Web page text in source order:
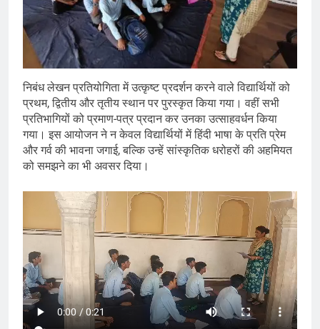
निबंध लेखन प्रतियोगिता में उत्कृष्ट प्रदर्शन करने वाले विद्यार्थियों को
प्रथम, द्वितीय और तृतीय स्थान पर पुरस्कृत किया गया। वहीं सभी
प्रतिभागियों को प्रमाण-पत्र प्रदान कर उनका उत्साहवर्धन किया
गया। इस आयोजन ने न केवल विद्यार्थियों में हिंदी भाषा के प्रति प्रेम
और गर्व की भावना जगाई, बल्कि उन्हें सांस्कृतिक धरोहरों की अहमियत
को समझने का भी अवसर दिया।